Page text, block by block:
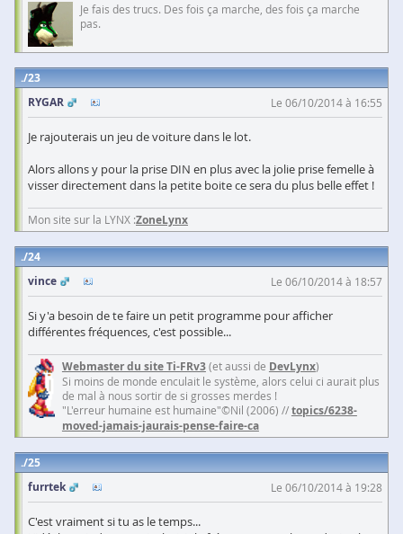
Je fais des trucs. Des fois ça marche, des fois ça marche
pas.
23
RYGAR
Le 06/10/2014 à 16:55
Je rajouterais un jeu de voiture dans le lot.
Alors allons y pour la prise DIN en plus avec la jolie prise femelle à
visser directement dans la petite boite ce sera du plus belle effet !
Mon site sur la LYNX :ZoneLynx
24
vince
Le 06/10/2014 à 18:57
Si y'a besoin de te faire un petit programme pour afficher
différentes fréquences, c'est possible...
Webmaster du site Ti-FRv3(et aussi de DevLynx)
Si moins de monde enculait le système, alors celui ci aurait plus
de mal à nous sortir de si grosses merdes !
"L'erreur humaine est humaine"©Nil (2006) //topics/6238-
moved-jamais-jaurais-pense-faire-ca
25
furrtek
Le 06/10/2014 à 19:28
C'est vraiment si tu as le temps...